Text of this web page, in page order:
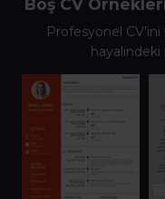
Boş CV
Profesyonel
hayalindeki